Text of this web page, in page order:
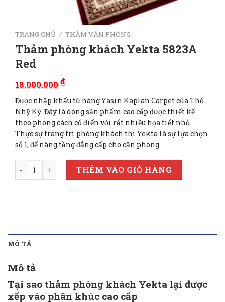
TRANG CHỦ / THẢM VĂN PHÒNG
Thảm phòng khách Yekta 5823A
Red
18.000.000₫
Được nhập khẩu từ hãng Yasin Kaplan Carpet của Thổ
Nhỹ Kỳ. Đây là dòng sản phẩm cao cấp được thiết kế
theo phong cách cổ điển với rất nhiều họa tiết nhỏ.
Thực sự trang trí phòng khách thì Yekta là sự lựa chọn
số 1, để nâng tầng đẳng cấp cho căn phòng.
Thảm phòng khách Yekta 5823A Red số lượng
THÊM VÀO GIỎ HÀNG
MÔ TẢ
Mô tả
Tại sao thảm phòng khách Yekta lại được
xếp vào phân khúc cao cấp